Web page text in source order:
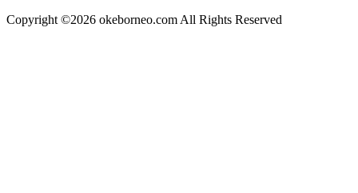
Copyright ©2026 okeborneo.com All Rights Reserved